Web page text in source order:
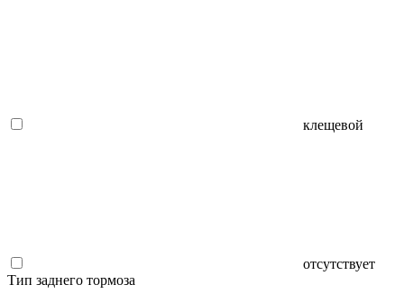
клещевой
отсутствует
Тип заднего тормоза